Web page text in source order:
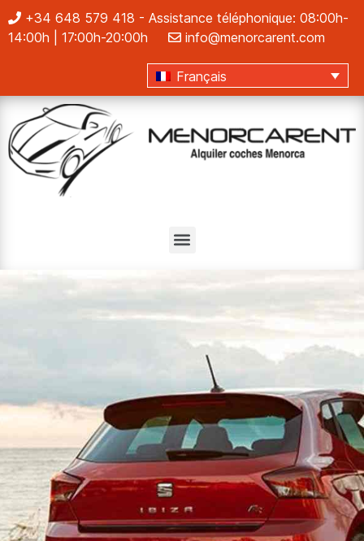
+34 648 579 418 - Assistance téléphonique: 08:00h-
14:00h | 17:00h-20:00h
info@menorcarent.com
Français